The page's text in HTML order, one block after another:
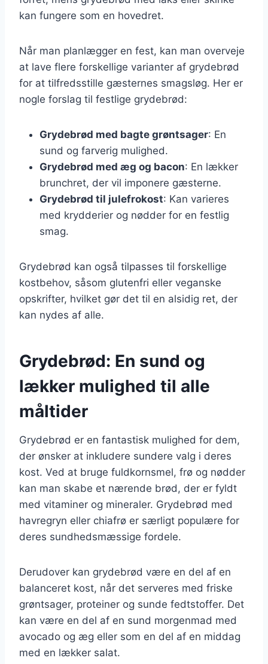
kan fungere som en hovedret.
Når man planlægger en fest, kan man overveje
at lave flere forskellige varianter af grydebrød
for at tilfredsstille gæsternes smagsløg. Her er
nogle forslag til festlige grydebrød:
Grydebrød med bagte grøntsager: En
sund og farverig mulighed.
Grydebrød med æg og bacon: En lækker
brunchret, der vil imponere gæsterne.
Grydebrød til julefrokost: Kan varieres
med krydderier og nødder for en festlig
smag.
Grydebrød kan også tilpasses til forskellige
kostbehov, såsom glutenfri eller veganske
opskrifter, hvilket gør det til en alsidig ret, der
kan nydes af alle.
Grydebrød: En sund og
lækker mulighed til alle
måltider
Grydebrød er en fantastisk mulighed for dem,
der ønsker at inkludere sundere valg i deres
kost. Ved at bruge fuldkornsmel, frø og nødder
kan man skabe et nærende brød, der er fyldt
med vitaminer og mineraler. Grydebrød med
havregryn eller chiafrø er særligt populære for
deres sundhedsmæssige fordele.
Derudover kan grydebrød være en del af en
balanceret kost, når det serveres med friske
grøntsager, proteiner og sunde fedtstoffer. Det
kan være en del af en sund morgenmad med
avocado og æg eller som en del af en middag
med en lækker salat.